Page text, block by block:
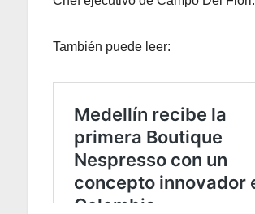
También puede leer: